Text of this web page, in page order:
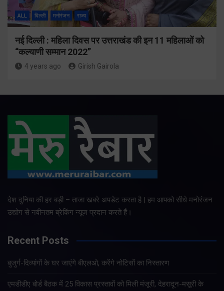
ALL दिल्ली मनोरंजन राज्य
नई दिल्ली : महिला दिवस पर उत्तराखंड की इन 11 महिलाओं को
“कल्याणी सम्मान 2022”
4 years ago Girish Gairola
देश दुनिया की हर बड़ी – ताजा खबरे अपडेट करता है | हम आपको सीधे मनोरंजन
उद्योग से नवीनतम ब्रेकिंग न्यूज प्रदान करते हैं।
Recent Posts
बुजुर्ग-दिव्यांगों के घर जाएंगे बीएलओ, करेंगे नोटिसों का निस्तारण
एमडीडीए बोर्ड बैठक में 25 विकास प्रस्तावों को मिली मंजूरी, देहरादून-मसूरी के